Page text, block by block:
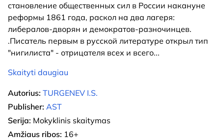
становление общественных сил в России накануне
реформы 1861 года, раскол на два лагеря:
либералов-дворян и демократов-разночинцев.
.Писатель первым в русской литературе открыл тип
"нигилиста" - отрицателя всех и всего...
Skaityti daugiau
Autorius: TURGENEV I.S.
Publisher: AST
Serija: Mokyklinis skaitymas
Amžiaus ribos: 16+